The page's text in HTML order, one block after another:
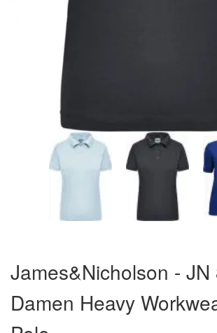
der
Bildergalerie
springen
James&Nicholson - JN
Damen Heavy